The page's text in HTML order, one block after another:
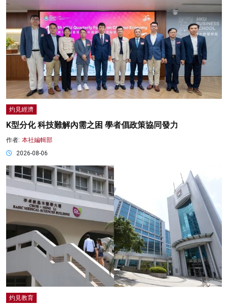
灼見經濟
K型分化 科技難解內需之困 學者倡政策協同發力
作者: 本社編輯部
2026-08-06
灼見教育